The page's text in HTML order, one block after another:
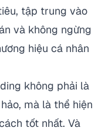
tập trung vào
và không ngừng
hiệu cá nhân
không phải là
mà là thể hiện
tốt nhất. Và